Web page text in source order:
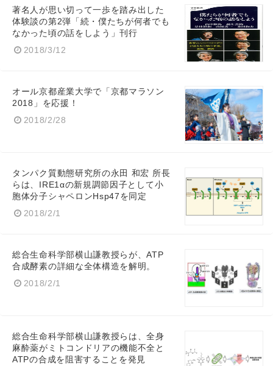
著名人が思い切って一歩を踏み出した
体験談の第2弾「続・僕たちが何者でも
なかった頃の話をしよう」刊行
2018/3/12
オール京都産業大学で「京都マラソン
2018」を応援！
2018/2/28
タンパク質動態研究所の永田 和宏 所長
らは、IRE1αの新規調節因子として小
胞体分子シャペロンHsp47を同定
2018/2/1
総合生命科学部横山謙教授らが、ATP
合成酵素の詳細な全体構造を解明。
2018/2/1
総合生命科学部横山謙教授らは、全身
麻酔薬がミトコンドリアの機能不全と
ATPの合成を阻害することを発見
English